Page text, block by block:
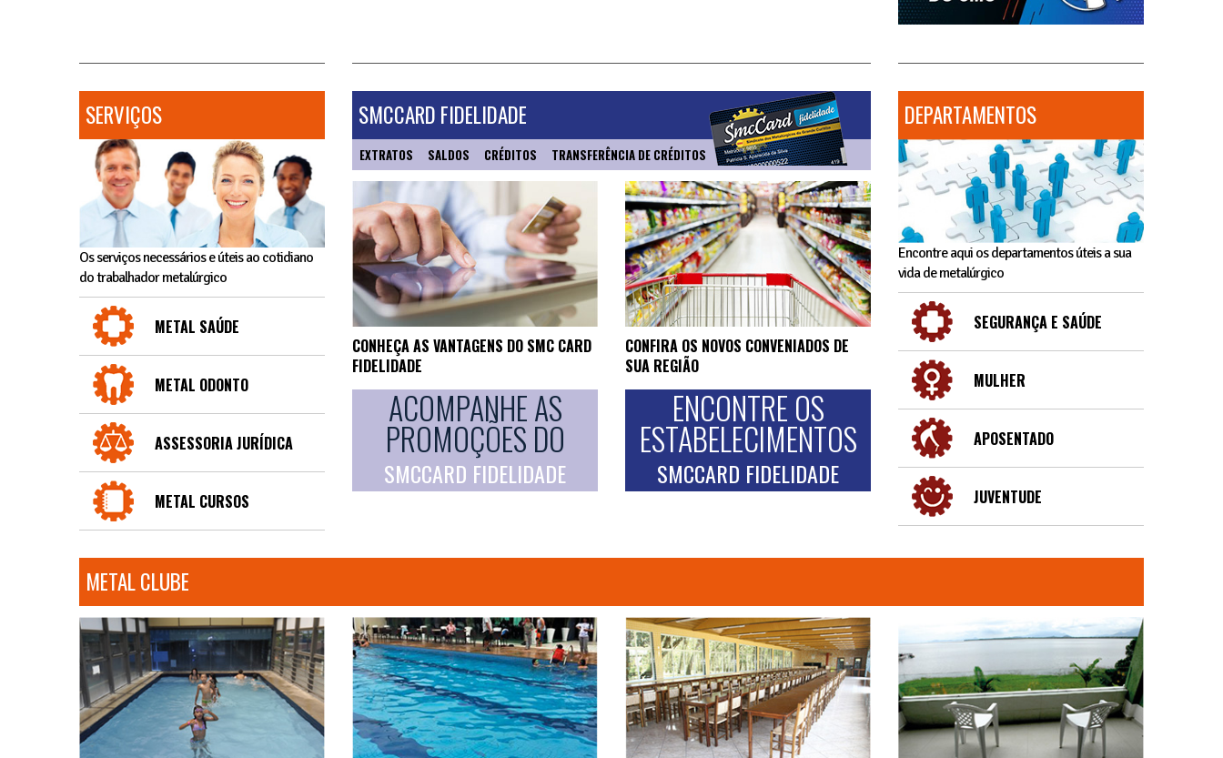
SERVIÇOS
Os serviços necessários e úteis ao cotidiano
do trabalhador metalúrgico
METAL SAÚDE
METAL ODONTO
ASSESSORIA JURÍDICA
METAL CURSOS
SMCCARD FIDELIDADE
EXTRATOS SALDOS CRÉDITOS TRANSFERÊNCIA DE CRÉDITOS
CONHEÇA AS VANTAGENS DO SMC CARD
FIDELIDADE
ACOMPANHE AS
PROMOÇÕES DO
SMCCARD FIDELIDADE
CONFIRA OS NOVOS CONVENIADOS DE
SUA REGIÃO
ENCONTRE OS
ESTABELECIMENTOS
SMCCARD FIDELIDADE
DEPARTAMENTOS
Encontre aqui os departamentos úteis a sua
vida de metalúrgico
SEGURANÇA E SAÚDE
MULHER
APOSENTADO
JUVENTUDE
METAL CLUBE